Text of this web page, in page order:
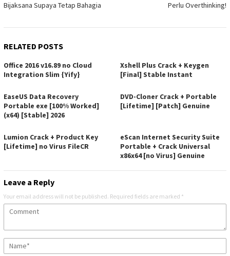
Bijaksana Supaya Tetap Bahagia
Perlu Overthinking!
RELATED POSTS
Office 2016 v16.89 no Cloud
Integration Slim {Yify}
Xshell Plus Crack + Keygen
[Final] Stable Instant
EaseUS Data Recovery
Portable exe [100% Worked]
(x64) [Stable] 2026
DVD-Cloner Crack + Portable
[Lifetime] [Patch] Genuine
Lumion Crack + Product Key
[Lifetime] no Virus FileCR
eScan Internet Security Suite
Portable + Crack Universal
x86x64 [no Virus] Genuine
Leave a Reply
Your email address will not be published. Required fields are marked *